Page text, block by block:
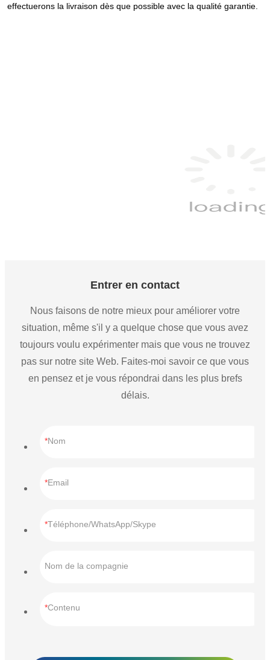
effectuerons la livraison dès que possible avec la qualité garantie.
Entrer en contact
Nous faisons de notre mieux pour améliorer votre
situation, même s'il y a quelque chose que vous avez
toujours voulu expérimenter mais que vous ne trouvez
pas sur notre site Web. Faites-moi savoir ce que vous
en pensez et je vous répondrai dans les plus brefs
délais.
Nom
Email
Téléphone/WhatsApp/Skype
Nom de la compagnie
Contenu